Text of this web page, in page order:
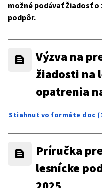
možné podávať Žiadosť o
podpôr.
Výzva na
žiadosti na
opatrenia
Stiahnuť vo formáte doc
Príručka
lesnícke